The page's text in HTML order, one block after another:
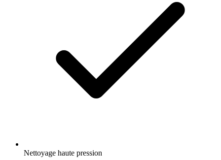
Nettoyage haute pression